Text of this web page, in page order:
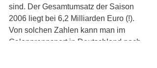
sind. Der Gesamtumsatz der Saison
2006 liegt bei 6,2 Milliarden Euro (!).
Von solchen Zahlen kann man im
Galopprennsport in Deutschland noch